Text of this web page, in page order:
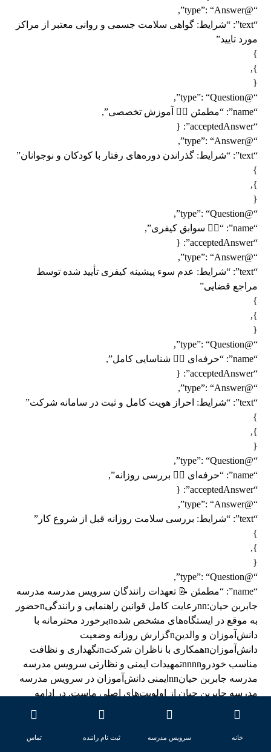
“@type”: “Answer”,
“text”: “شرایط: گواهی سلامت جسمی و روانی معتبر از مراکز
مورد تایید”
}
},
{
“@type”: “Question”,
“name”: “مطمئن 👨‍✈️ آموزش تخصصی”,
“acceptedAnswer”: {
“@type”: “Answer”,
“text”: “شرایط: گذراندن دوره‌های رفتار با کودکان و نوجوانان”
}
},
{
“@type”: “Question”,
“name”: “👨‍✈️ سوابق کیفری”,
“acceptedAnswer”: {
“@type”: “Answer”,
“text”: “شرایط: عدم سوء پیشینه کیفری تأیید شده توسط
مراجع قضایی”
}
},
{
“@type”: “Question”,
“name”: “حرفه‌ای 👨‍✈️ شناسایی کامل”,
“acceptedAnswer”: {
“@type”: “Answer”,
“text”: “شرایط: احراز هویت کامل و ثبت در سامانه شرکت”
}
},
{
“@type”: “Question”,
“name”: “حرفه‌ای 👨‍✈️ بررسی روزانه”,
“acceptedAnswer”: {
“@type”: “Answer”,
“text”: “شرایط: بررسی سلامت روزانه قبل از شروع کار”
}
},
{
“@type”: “Question”,
“name”: “مطمئن 📝 تعهدات رانندگان سرویس مدرسه مدرسه
جابربن حیان:nnرعایت کامل قوانین راهنمایی و رانندگیnحضور
به موقع در ایستگاه‌های مشخص شدهnبرخورد محترمانه با
دانش‌آموزان و والدینnگزارش روزانه وضعیت
دانش‌آموزانnهمکاری با ناظران شرکتnنگهداری و نظافت
مناسب خودروnnnnتمهیدات ایمنی و نظارتی سرویس مدرسه
مدرسه جابربن حیانnnایمنی دانش‌آموزان در سرویس مدرسه
مدرسه جابربن حیان از اولویت‌های اصلی ماست. در ادامه
ردیابی لحظه‌ای”,
خانه سرویس مدرسه ثبت نام راننده تماس